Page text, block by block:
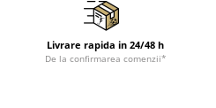
Livrare rapida in 24/48 h
De la confirmarea comenzii*